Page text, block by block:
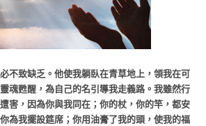
不致缺乏。他使我躺臥在青草地上，領我在可
魂甦醒，為自己的名引導我走義路。我雖然行
害，因為你與我同在；你的杖，你的竿，都安
為我擺設筵席；你用油膏了我的頭，使我的福